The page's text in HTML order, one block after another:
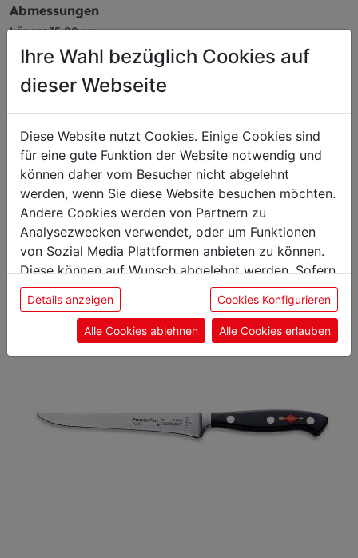
Abmessungen
Länge: 35,00 cm
Breite: 9,70 cm
Höhe: 27,00 cm
Gewicht: 3,20 kg
Das könnte Sie auch
interessieren
Ihre Wahl bezüglich Cookies auf
dieser Webseite
Diese Website nutzt Cookies. Einige Cookies sind
für eine gute Funktion der Website notwendig und
können daher vom Besucher nicht abgelehnt
werden, wenn Sie diese Website besuchen möchten.
Andere Cookies werden von Partnern zu
Analysezwecken verwendet, oder um Funktionen
von Sozial Media Plattformen anbieten zu können.
Diese können auf Wunsch abgelehnt werden. Sofern
sie unsere Webseite weiter nutzen, geben Sie
Einwilligung zu unseren Cookies.
Details anzeigen Cookies Konfigurieren
Alle Cookies ablehnen Alle Cookies erlauben